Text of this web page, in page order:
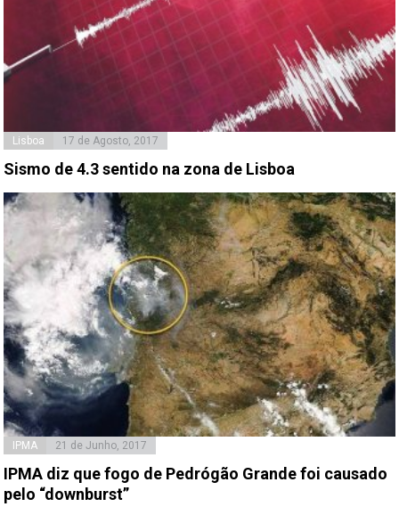
Lisboa 17 de Agosto, 2017
Sismo de 4.3 sentido na zona de Lisboa
IPMA 21 de Junho, 2017
IPMA diz que fogo de Pedrógão Grande foi causado
pelo “downburst”